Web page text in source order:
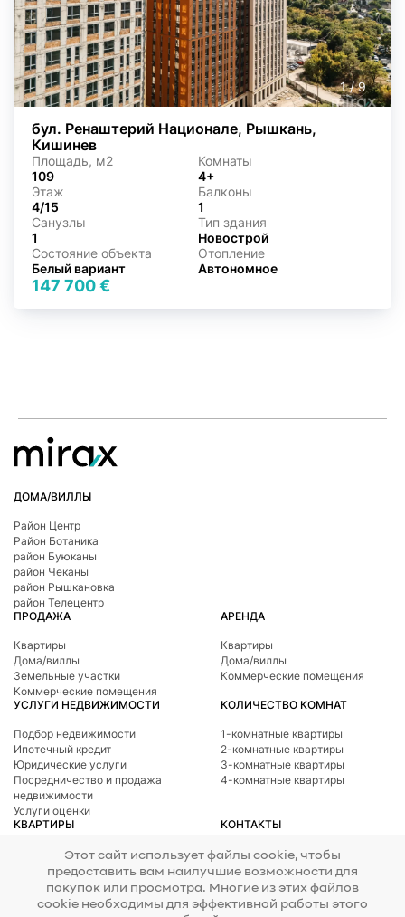
1/9
бул. Ренаштерий Национале, Рышкань,
Кишинев
Площадь, м2
109
Комнаты
4+
Этаж
4/15
Балконы
1
Санузлы
1
Тип здания
Новострой
Состояние объекта
Белый вариант
Отопление
Автономное
147 700 €
ДОМА/ВИЛЛЫ
Район Центр
Район Ботаникa
район Буюканы
район Чеканы
район Рышкановка
район Телецентр
ПРОДАЖА
Квартиры
Дома/виллы
Земельные участки
Коммерческие помещения
АРЕНДА
Квартиры
Дома/виллы
Коммерческие помещения
УСЛУГИ НЕДВИЖИМОСТИ
Подбор недвижимости
Ипотечный кредит
Юридические услуги
Посредничество и продажа
недвижимости
Услуги оценки
КОЛИЧЕСТВО КОМНАТ
1-комнатные квартиры
2-комнатные квартиры
3-комнатные квартиры
4-комнатные квартиры
КВАРТИРЫ
Район Ботаникa
район Буюканы
район Центр
район Чеканы
КОНТАКТЫ
Телефон 078 277 717
ул. Тигина, 24
E-mail
office@mirax.md
Этот сайт использует файлы cookie, чтобы
предоставить вам наилучшие возможности для
покупок или просмотра. Многие из этих файлов
cookie необходимы для эффективной работы этого